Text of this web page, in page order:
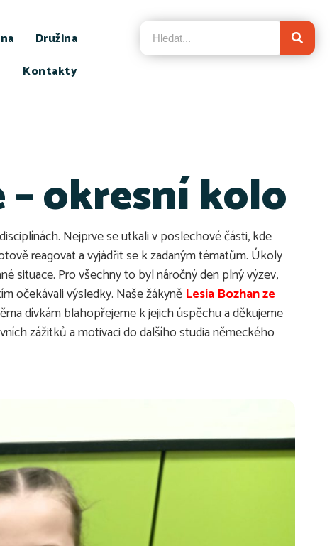
Družina
Kontakty
okresní kolo
Nejprve se utkali v poslechové části, kde
reagovat a vyjádřit se k zadaným tématům. Úkoly
situace. Pro všechny to byl náročný den plný výzev,
očekávali výsledky. Naše žákyně Lesia Bozhan ze
dívkám blahopřejeme k jejich úspěchu a děkujeme
zážitků a motivaci do dalšího studia německého